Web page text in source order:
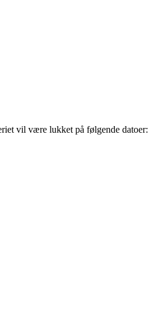
vil være lukket på følgende datoer: